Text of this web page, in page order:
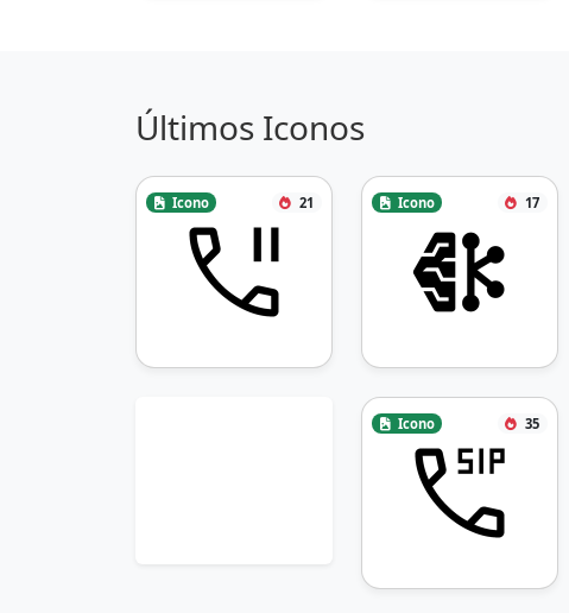
Últimos Iconos
Icono 21 Icono 17
Icono 35